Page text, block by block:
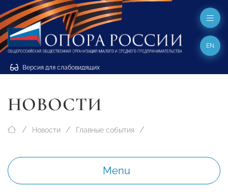
Версия для слабовидящих
EN
НОВОСТИ
Новости Главные события
Menu